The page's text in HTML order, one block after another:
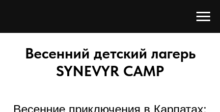
Весенний детский лагерь
SYNEVYR CAMP
Весенние приключения в Карпатах: